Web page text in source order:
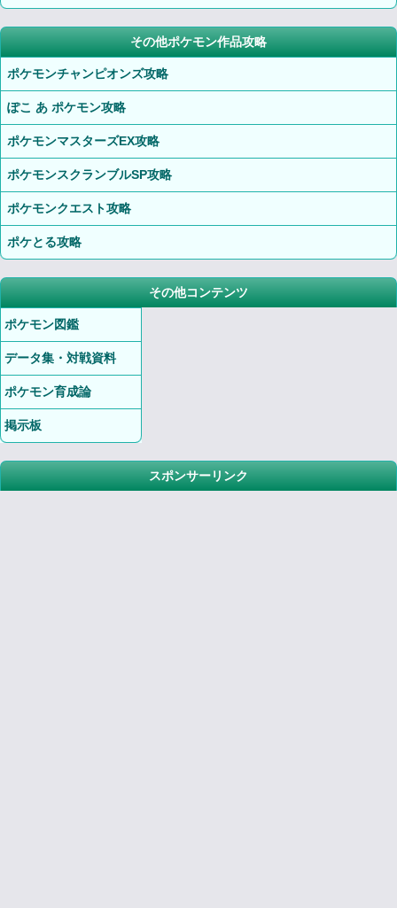
その他ポケモン作品攻略
ポケモンチャンピオンズ攻略
ぽこ あ ポケモン攻略
ポケモンマスターズEX攻略
ポケモンスクランブルSP攻略
ポケモンクエスト攻略
ポケとる攻略
その他コンテンツ
ポケモン図鑑
データ集・対戦資料
ポケモン育成論
掲示板
スポンサーリンク